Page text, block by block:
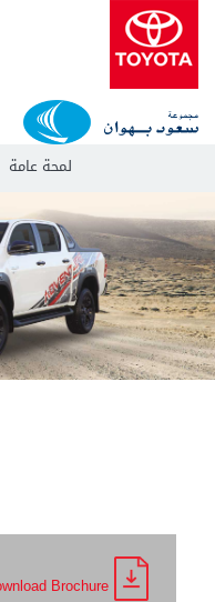
لمحة عامة
Brochure